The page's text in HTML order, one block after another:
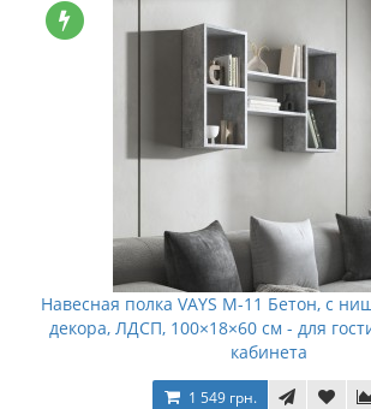
Навесная полка VAYS M-11 Бетон, с
декора, ЛДСП, 100×18×60 см - для
кабинета
1 549 грн.